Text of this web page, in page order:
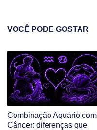
VOCÊ PODE GOSTAR
Combinação Aquário com
Câncer: diferenças que